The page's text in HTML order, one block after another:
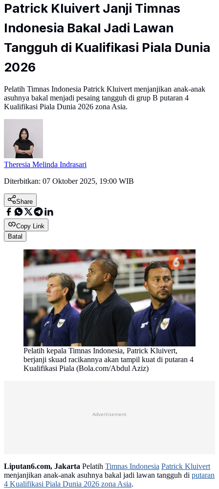
Patrick Kluivert Janji Timnas
Indonesia Bakal Jadi Lawan
Tangguh di Kualifikasi Piala Dunia
2026
Pelatih Timnas Indonesia Patrick Kluivert menjanjikan anak-anak
asuhnya bakal menjadi pesaing tangguh di grup B putaran 4
Kualifikasi Piala Dunia 2026 zona Asia.
Theresia Melinda Indrasari
Diterbitkan: 07 Oktober 2025, 19:00 WIB
Share
Copy Link
Batal
Pelatih kepala Timnas Indonesia, Patrick Kluivert,
berjanji skuad racikannya akan tampil kuat di putaran 4
Kualifikasi Piala (Bola.com/Abdul Aziz)
Advertisement
Liputan6.com, Jakarta Pelatih Timnas Indonesia Patrick Kluivert
menjanjikan anak-anak asuhnya bakal jadi lawan tangguh di putaran
4 Kualifikasi Piala Dunia 2026 zona Asia.